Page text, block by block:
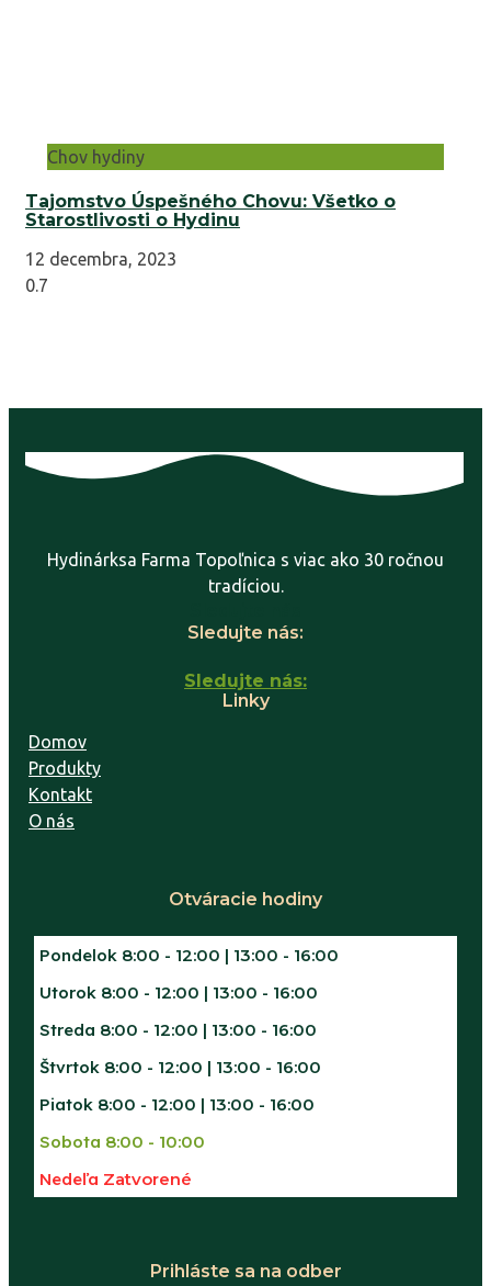
Chov hydiny
Tajomstvo Úspešného Chovu: Všetko o
Starostlivosti o Hydinu
12 decembra, 2023
Hydinárksa Farma Topoľnica s viac ako 30 ročnou
tradíciou.
Sledujte nás:
Sledujte nás:
Linky
Domov
Produkty
Kontakt
O nás
Otváracie hodiny
Pondelok 8:00 - 12:00 | 13:00 - 16:00
Utorok 8:00 - 12:00 | 13:00 - 16:00
Streda 8:00 - 12:00 | 13:00 - 16:00
Štvrtok 8:00 - 12:00 | 13:00 - 16:00
Piatok 8:00 - 12:00 | 13:00 - 16:00
Sobota 8:00 - 10:00
Nedeľa Zatvorené
Prihláste sa na odber